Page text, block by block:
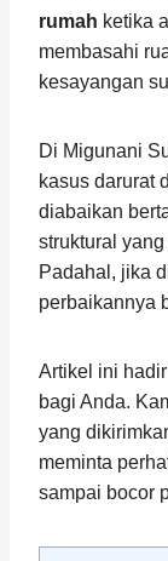
rumah ketika
membasahi
kesayangan
Di Migunani
kasus darurat
diabaikan
struktural
Padahal, jika
perbaikannya
Artikel ini
bagi Anda.
yang
meminta
sampai bocor